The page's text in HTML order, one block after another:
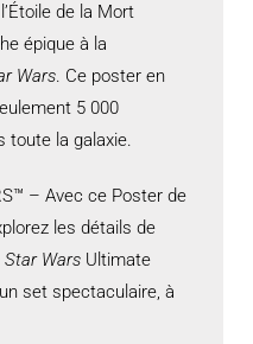
de la Mort
épique à la
Wars. Ce poster en
5 000
toute la galaxie.
– Avec ce Poster de
les détails de
Star Wars Ultimate
set spectaculaire, à